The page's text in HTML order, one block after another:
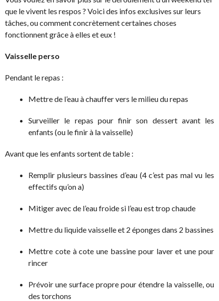
que le vivent les respos ? Voici des infos exclusives sur leurs
tâches, ou comment concrètement certaines choses
fonctionnent grâce à elles et eux !
Vaisselle perso
Pendant le repas :
Mettre de l’eau à chauffer vers le milieu du repas
Surveiller le repas pour finir son dessert avant les
enfants (ou le finir à la vaisselle)
Avant que les enfants sortent de table :
Remplir plusieurs bassines d’eau (4 c’est pas mal vu les
effectifs qu’on a)
Mitiger avec de l’eau froide si l’eau est trop chaude
Mettre du liquide vaisselle et 2 éponges dans 2 bassines
Mettre cote à cote une bassine pour laver et une pour
rincer
Prévoir une surface propre pour étendre la vaisselle, ou
des torchons